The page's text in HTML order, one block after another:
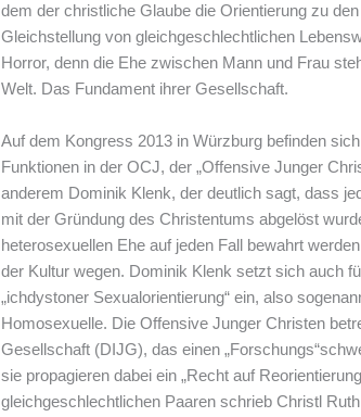
dem der christliche Glaube die Orientierung zu
Gleichstellung von gleichgeschlechtlichen
Horror, denn die Ehe zwischen Mann und Frau
Welt. Das Fundament ihrer Gesellschaft.
Auf dem Kongress 2013 in Würzburg befinden
Funktionen in der OCJ, der „Offensive Junger
anderem Dominik Klenk, der deutlich sagt, dass
mit der Gründung des Christentums abgelöst
heterosexuellen Ehe auf jeden Fall bewahrt
der Kultur wegen. Dominik Klenk setzt sich auch
„ichdystoner Sexualorientierung“ ein, also
Homosexuelle. Die Offensive Junger Christen
Gesellschaft (DIJG), das einen
sie propagieren dabei ein „Recht auf
gleichgeschlechtlichen Paaren schrieb Christl